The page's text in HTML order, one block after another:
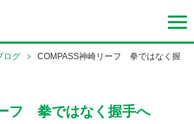
ログ
COMPASS神崎リーフ 拳ではなく握
フ 拳ではなく握手へ